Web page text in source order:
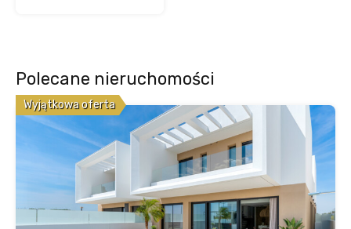
Polecane nieruchomości
Wyjątkowa oferta